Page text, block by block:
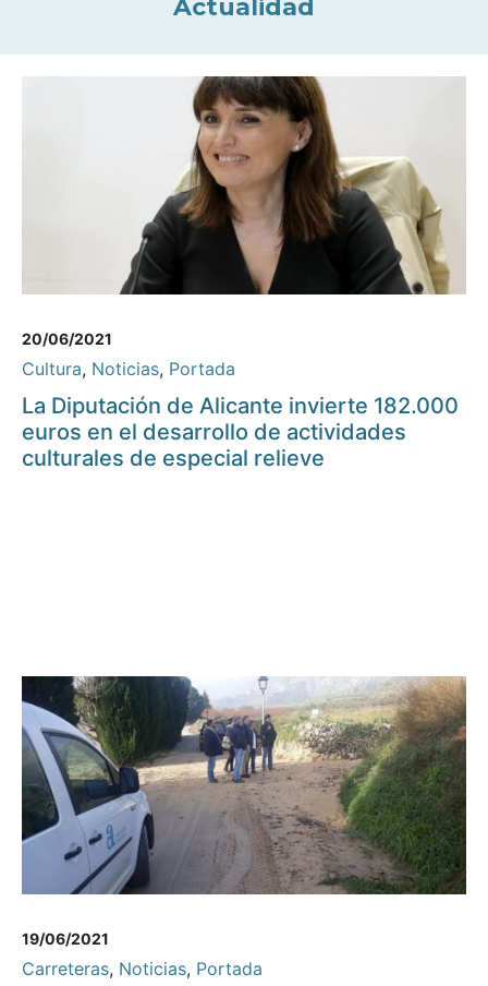
Actualidad
20/06/2021
Cultura, Noticias, Portada
La Diputación de Alicante invierte 182.000
euros en el desarrollo de actividades
culturales de especial relieve
19/06/2021
Carreteras, Noticias, Portada